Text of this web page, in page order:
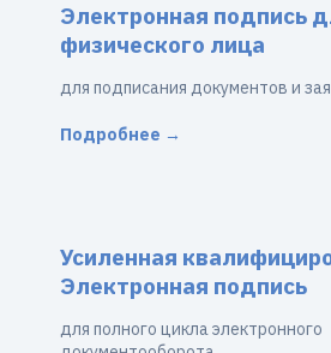
Электронная подпись
физического лица
для подписания документов и
Подробнее →
Усиленная
Электронная подпись
для полного цикла электронного